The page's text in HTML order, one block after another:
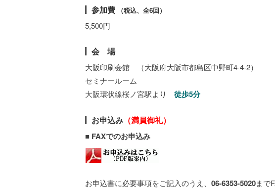
参加費 （税込、全6回）
5,500円
会 場
大阪印刷会館 （大阪府大阪市都島区中野町4-4-2）
セミナールーム
大阪環状線桜ノ宮駅より 徒歩5分
お申込み （満員御礼）
■ FAXでのお申込み
お申込書に必要事項をご記入のうえ、 06-6353-5020まで